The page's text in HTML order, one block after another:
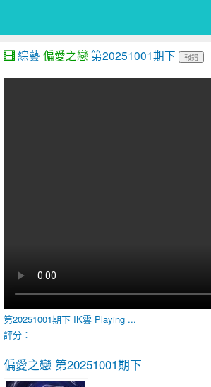
綜藝 偏愛之戀 第20251001期下 報錯
第20251001期下 IK雲 Playing ...
評分：
偏愛之戀 第20251001期下